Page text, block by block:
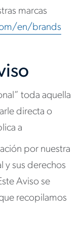
marcas
en/brands
toda aquella
directa o
a
por nuestra
y sus derechos
Aviso se
recopilamos